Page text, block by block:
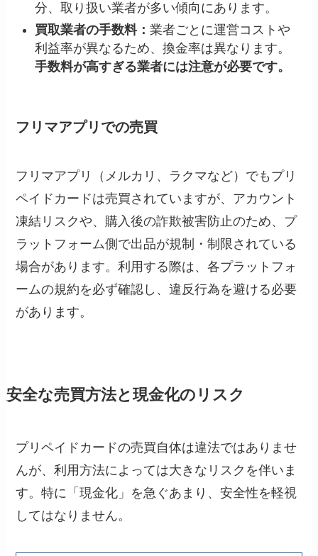
分、取り扱い業者が多い傾向にあります。
買取業者の手数料：業者ごとに運営コストや
利益率が異なるため、換金率は異なります。
手数料が高すぎる業者には注意が必要です。
フリマアプリでの売買
フリマアプリ（メルカリ、ラクマなど）でもプリ
ペイドカードは売買されていますが、アカウント
凍結リスクや、購入後の詐欺被害防止のため、プ
ラットフォーム側で出品が規制・制限されている
場合があります。利用する際は、各プラットフォ
ームの規約を必ず確認し、違反行為を避ける必要
があります。
安全な売買方法と現金化のリスク
プリペイドカードの売買自体は違法ではありませ
んが、利用方法によっては大きなリスクを伴いま
す。特に「現金化」を急ぐあまり、安全性を軽視
してはなりません。